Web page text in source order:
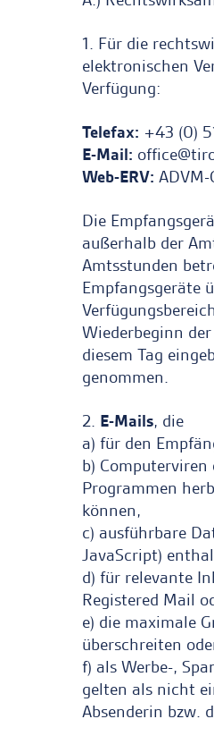
1. Für die
elektronischen
Verfügung:
Telefax: +43 (0)
E-Mail: office
Web-ERV:
Die
außerhalb der
Amtsstunden
Empfangsgeräte
Wiederbeginn
diesem Tag
genommen.
2. E-Mails, die
a) für den
b)
Programmen
können,
c) ausführbare
JavaScript)
d) für relevante
Registered Mail
e) die maximale
überschreiten
f) als Werbe-,
gelten als nicht
Absenderin bzw.